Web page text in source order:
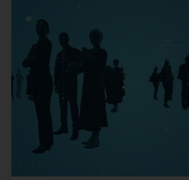
Mit <kes>+ lesen